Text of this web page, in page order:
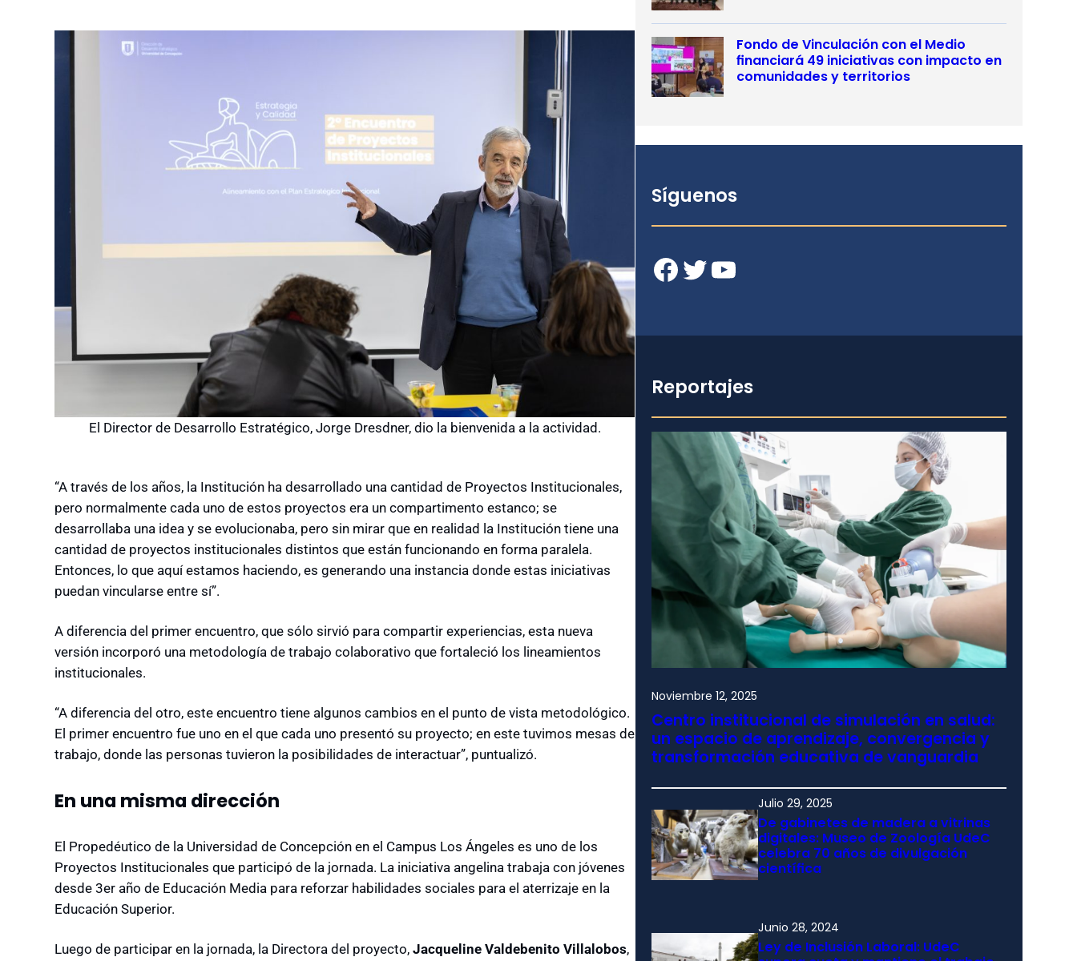
El Director de Desarrollo Estratégico, Jorge Dresdner, dio la bienvenida a la actividad.
“A través de los años, la Institución ha desarrollado una cantidad de Proyectos Institucionales,
pero normalmente cada uno de estos proyectos era un compartimento estanco; se
desarrollaba una idea y se evolucionaba, pero sin mirar que en realidad la Institución tiene una
cantidad de proyectos institucionales distintos que están funcionando en forma paralela.
Entonces, lo que aquí estamos haciendo, es generando una instancia donde estas iniciativas
puedan vincularse entre sí”.
A diferencia del primer encuentro, que sólo sirvió para compartir experiencias, esta nueva
versión incorporó una metodología de trabajo colaborativo que fortaleció los lineamientos
institucionales.
“A diferencia del otro, este encuentro tiene algunos cambios en el punto de vista metodológico.
El primer encuentro fue uno en el que cada uno presentó su proyecto; en este tuvimos mesas de
trabajo, donde las personas tuvieron la posibilidades de interactuar”, puntualizó.
En una misma dirección
El Propedéutico de la Universidad de Concepción en el Campus Los Ángeles es uno de los
Proyectos Institucionales que participó de la jornada. La iniciativa angelina trabaja con jóvenes
desde 3er año de Educación Media para reforzar habilidades sociales para el aterrizaje en la
Educación Superior.
Luego de participar en la jornada, la Directora del proyecto, Jacqueline Valdebenito Villalobos,
Fondo de Vinculación con el Medio
financiará 49 iniciativas con impacto en
comunidades y territorios
Síguenos
Facebook Twitter YouTube
Reportajes
Noviembre 12, 2025
Centro institucional de simulación en salud:
un espacio de aprendizaje, convergencia y
transformación educativa de vanguardia
Julio 29, 2025
De gabinetes de madera a vitrinas
digitales: Museo de Zoología UdeC
celebra 70 años de divulgación
científica
Junio 28, 2024
Ley de Inclusión Laboral: UdeC